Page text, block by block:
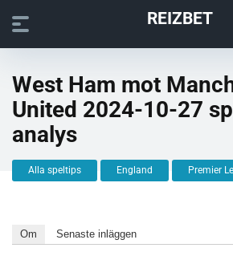
REIZBET
West Ham mot
United 2024-10-27
analys
Alla speltips England Premier
Om Senaste inläggen